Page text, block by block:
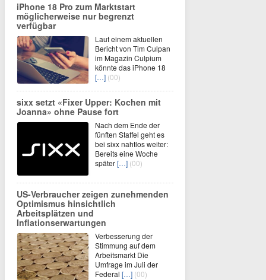
iPhone 18 Pro zum Marktstart
möglicherweise nur begrenzt
verfügbar
Laut einem aktuellen
Bericht von Tim Culpan
im Magazin Culpium
könnte das iPhone 18
[…] (00)
sixx setzt «Fixer Upper: Kochen mit
Joanna» ohne Pause fort
Nach dem Ende der
fünften Staffel geht es
bei sixx nahtlos weiter:
Bereits eine Woche
später[…] (00)
US-Verbraucher zeigen zunehmenden
Optimismus hinsichtlich
Arbeitsplätzen und
Inflationserwartungen
Verbesserung der
Stimmung auf dem
Arbeitsmarkt Die
Umfrage im Juli der
Federal […] (00)